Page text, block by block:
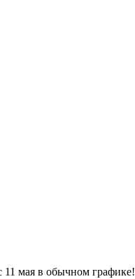
11 мая в обычном графике!